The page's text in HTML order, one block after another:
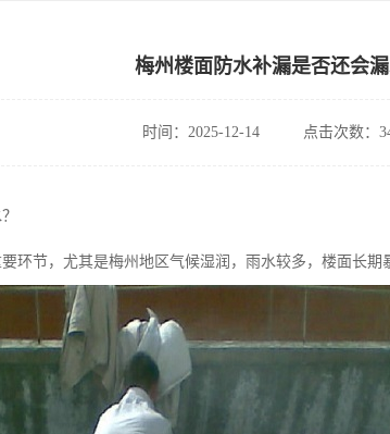
梅州楼面防水补漏是否还会
时间：2025-12-14 点击次数：
环节，尤其是梅州地区气候湿润，雨水较多，楼面长